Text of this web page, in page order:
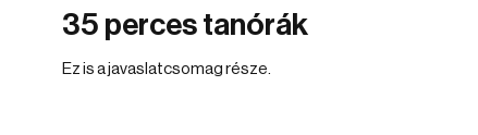
35 perces tanórák
Ez is a javaslatcsomag része.